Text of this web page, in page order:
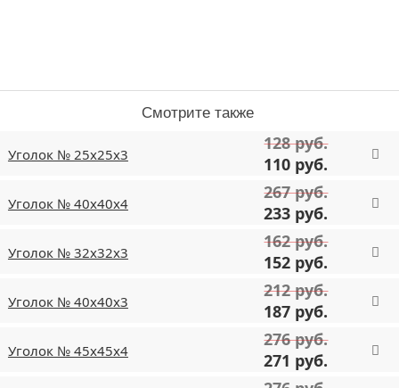
Смотрите также
Уголок № 25х25х3
128 руб.
110 руб.
Уголок № 40х40х4
267 руб.
233 руб.
Уголок № 32х32х3
162 руб.
152 руб.
Уголок № 40х40х3
212 руб.
187 руб.
Уголок № 45х45х4
276 руб.
271 руб.